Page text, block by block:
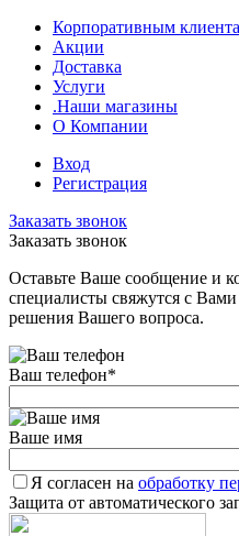
Корпоративным
Акции
Доставка
Услуги
.Наши магазины
О Компании
Вход
Регистрация
Заказать звонок
Заказать звонок
Оставьте Ваше сообщение и
специалисты свяжутся с
решения Вашего вопроса.
Ваш телефон*
Ваше имя
Я согласен на обработку
Защита от автоматического